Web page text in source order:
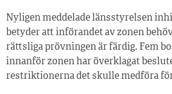
Nyligen meddelade länsstyrelsen
betyder att införandet av zonen
rättsliga prövningen är färdig. Fem
innanför zonen har överklagat
restriktionerna det skulle medföra